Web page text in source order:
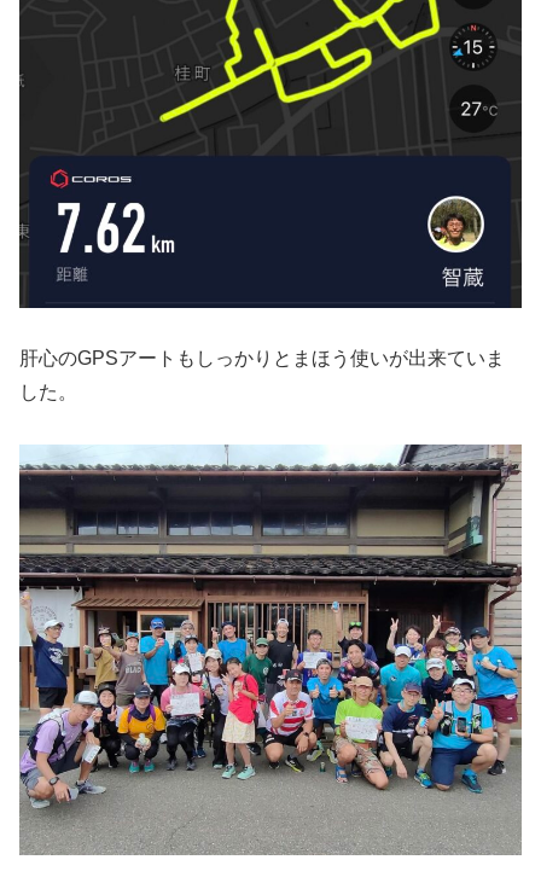
肝心のGPSアートもしっかりとまほう使いが出来ていま
した。